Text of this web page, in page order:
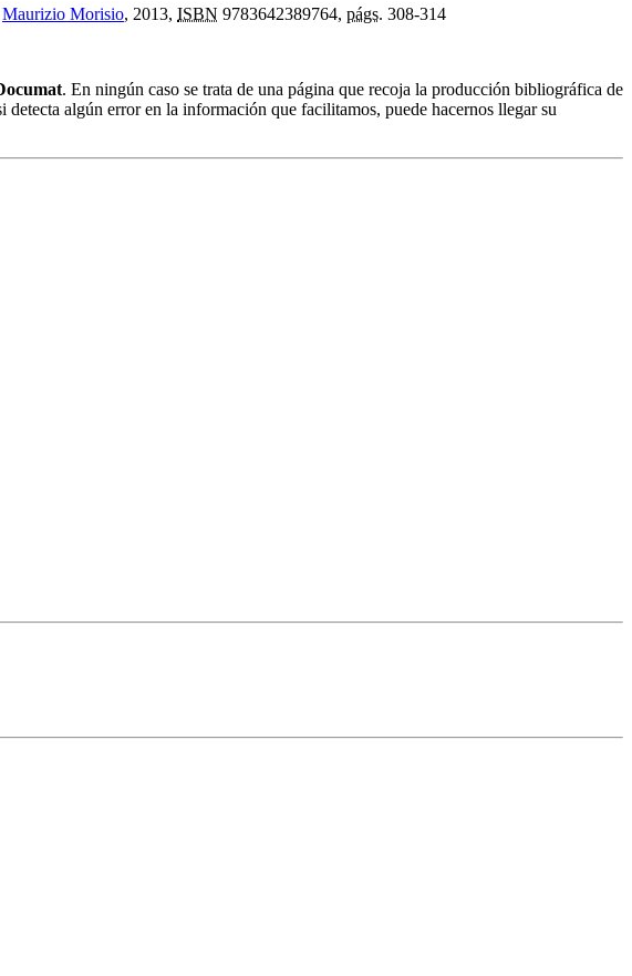
Maurizio Morisio, 2013, ISBN 9783642389764, págs. 308-314
. En ningún caso se trata de una página que recoja la producción bibliográfica de
algún error en la información que facilitamos, puede hacernos llegar su